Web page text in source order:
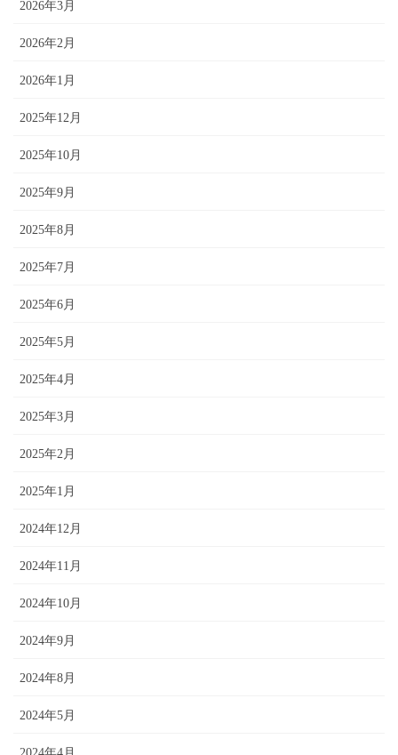
2026年3月
2026年2月
2026年1月
2025年12月
2025年10月
2025年9月
2025年8月
2025年7月
2025年6月
2025年5月
2025年4月
2025年3月
2025年2月
2025年1月
2024年12月
2024年11月
2024年10月
2024年9月
2024年8月
2024年5月